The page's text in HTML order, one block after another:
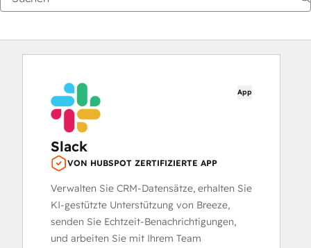
App
Slack
VON HUBSPOT ZERTIFIZIERTE APP
Verwalten Sie CRM-Datensätze, erhalten Sie
KI-gestützte Unterstützung von Breeze,
senden Sie Echtzeit-Benachrichtigungen,
und arbeiten Sie mit Ihrem Team